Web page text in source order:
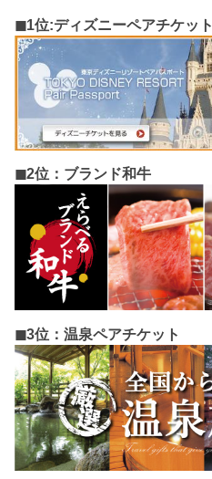
◼︎1位:ディズニーペアチケット
◼︎2位：ブランド和牛
◼︎3位：温泉ペアチケット